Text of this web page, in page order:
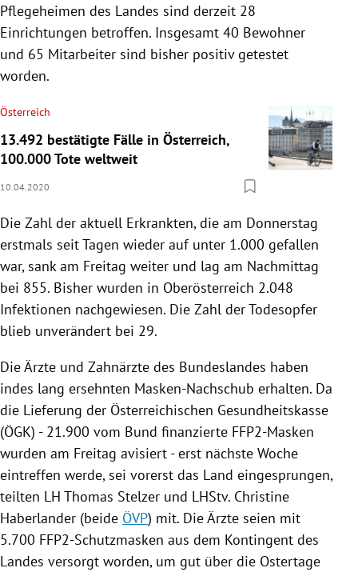
Pflegeheimen des Landes sind derzeit 28
Einrichtungen betroffen. Insgesamt 40 Bewohner
und 65 Mitarbeiter sind bisher positiv getestet
worden.
Österreich
13.492 bestätigte Fälle in Österreich,
100.000 Tote weltweit
10.04.2020
Die Zahl der aktuell Erkrankten, die am Donnerstag
erstmals seit Tagen wieder auf unter 1.000 gefallen
war, sank am Freitag weiter und lag am Nachmittag
bei 855. Bisher wurden in Oberösterreich 2.048
Infektionen nachgewiesen. Die Zahl der Todesopfer
blieb unverändert bei 29.
Die Ärzte und Zahnärzte des Bundeslandes haben
indes lang ersehnten Masken-Nachschub erhalten. Da
die Lieferung der Österreichischen Gesundheitskasse
(ÖGK) - 21.900 vom Bund finanzierte FFP2-Masken
wurden am Freitag avisiert - erst nächste Woche
eintreffen werde, sei vorerst das Land eingesprungen,
teilten LH Thomas Stelzer und LHStv. Christine
Haberlander (beide ÖVP) mit. Die Ärzte seien mit
5.700 FFP2-Schutzmasken aus dem Kontingent des
Landes versorgt worden, um gut über die Ostertage